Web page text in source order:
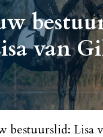
van
bestuurslid: Lisa